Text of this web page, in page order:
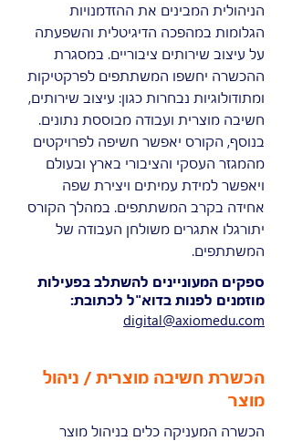
הניהולית המבינים את ההזדמנויות
הגלומות במהפכה הדיגיטלית והשפעתה
על עיצוב שירותים ציבוריים. במסגרת
ההכשרה יחשפו המשתתפים לפרקטיקות
ומתודולוגיות נבחרות כגון: עיצוב שירותים,
חשיבה מוצרית ועבודה מבוססת נתונים.
בנוסף, הקורס יאפשר חשיפה לפרויקטים
מהמגזר העסקי והציבורי בארץ ובעולם
ויאפשר למידת עמיתים ויצירת שפה
אחידה בקרב המשתתפים. במהלך הקורס
יתורגלו אתגרים משולחן העבודה של
המשתתפים.
digital@axiomedu.com
ספקים המעוניינים להשתלב בפעילות
מוזמנים לפנות בדוא"ל לכתובת:
הכשרת חשיבה מוצרית / ניהול
מוצר
הכשרה המעניקה כלים בניהול מוצר